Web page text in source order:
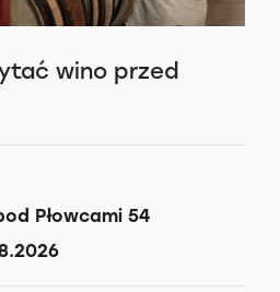
wino przed
Płowcami 54